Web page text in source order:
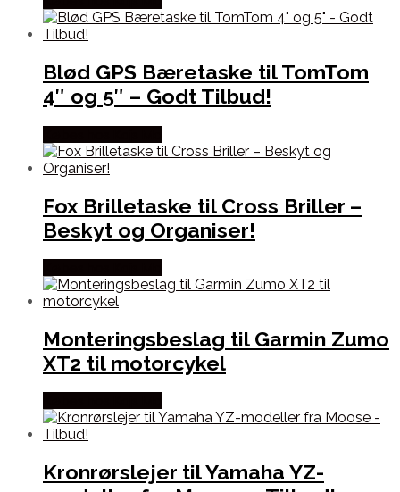
Blød GPS Bæretaske til TomTom
4″ og 5″ – Godt Tilbud!
Fox Brilletaske til Cross Briller –
Beskyt og Organiser!
Monteringsbeslag til Garmin Zumo
XT2 til motorcykel
Kronrørslejer til Yamaha YZ-